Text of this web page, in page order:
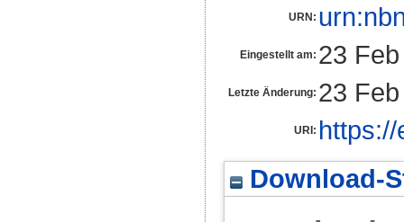
URN:
Eingestellt am: 23
Letzte Änderung: 23
URI:
Download-